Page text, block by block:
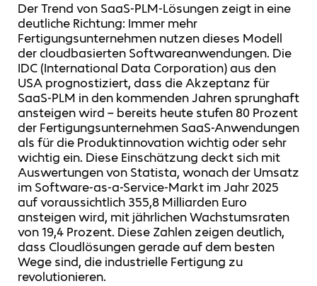
Der Trend von SaaS-PLM-Lösungen zeigt in eine
deutliche Richtung: Immer mehr
Fertigungsunternehmen nutzen dieses Modell
der cloudbasierten Softwareanwendungen. Die
IDC (International Data Corporation) aus den
USA prognostiziert, dass die Akzeptanz für
SaaS-PLM in den kommenden Jahren sprunghaft
ansteigen wird – bereits heute stufen 80 Prozent
der Fertigungsunternehmen SaaS-Anwendungen
als für die Produktinnovation wichtig oder sehr
wichtig ein. Diese Einschätzung deckt sich mit
Auswertungen von Statista, wonach der Umsatz
im Software-as-a-Service-Markt im Jahr 2025
auf voraussichtlich 355,8 Milliarden Euro
ansteigen wird, mit jährlichen Wachstumsraten
von 19,4 Prozent. Diese Zahlen zeigen deutlich,
dass Cloudlösungen gerade auf dem besten
Wege sind, die industrielle Fertigung zu
revolutionieren.